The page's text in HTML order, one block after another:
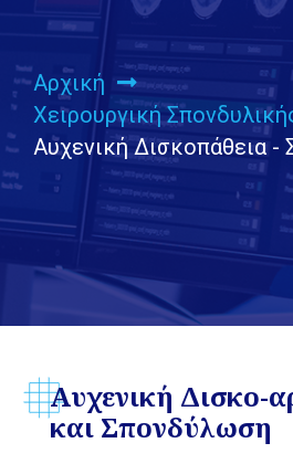
Αρχική
Χειρουργική
Αυχενική Δισκοπάθεια
Αυχενική Δισκο-
και Σπονδύλωση